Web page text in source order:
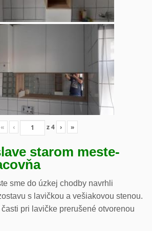
« ‹ z4 › »
starom meste-
sme do úzkej chodby navrhli
s lavičkou a vešiakovou stenou.
pri lavičke prerušené otvorenou